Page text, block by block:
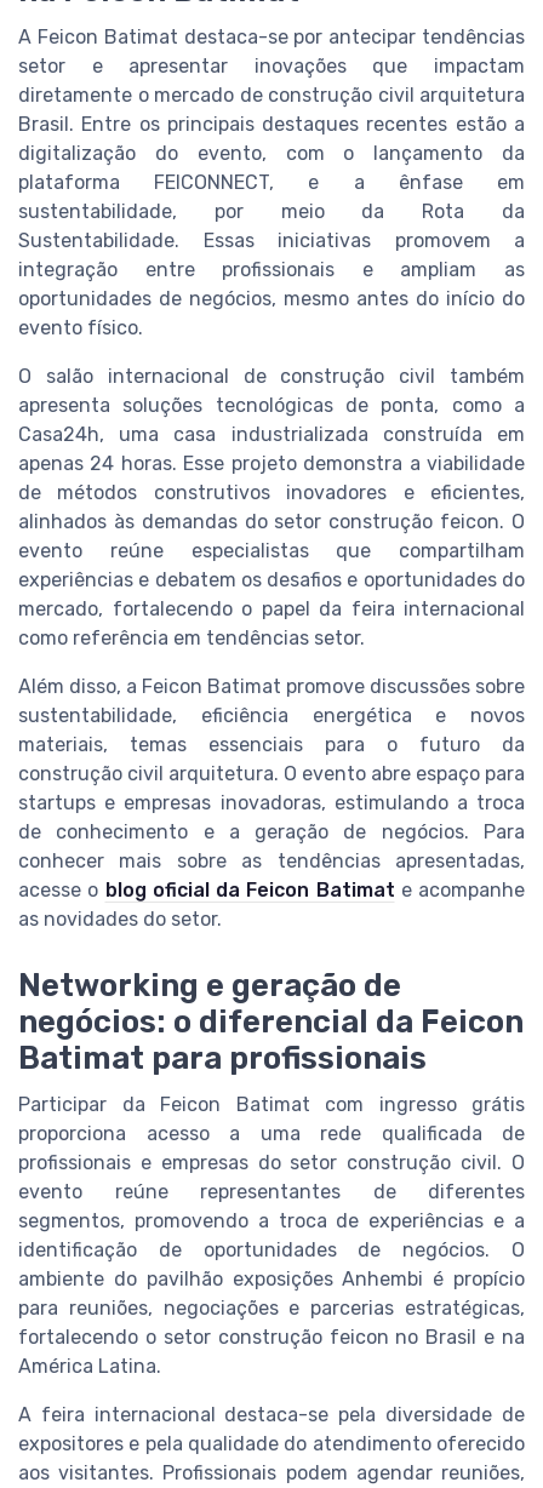
A Feicon Batimat destaca-se por antecipar tendências
setor e apresentar inovações que impactam
diretamente o mercado de construção civil arquitetura
Brasil. Entre os principais destaques recentes estão a
digitalização do evento, com o lançamento da
plataforma FEICONNECT, e a ênfase em
sustentabilidade, por meio da Rota da
Sustentabilidade. Essas iniciativas promovem a
integração entre profissionais e ampliam as
oportunidades de negócios, mesmo antes do início do
evento físico.
O salão internacional de construção civil também
apresenta soluções tecnológicas de ponta, como a
Casa24h, uma casa industrializada construída em
apenas 24 horas. Esse projeto demonstra a viabilidade
de métodos construtivos inovadores e eficientes,
alinhados às demandas do setor construção feicon. O
evento reúne especialistas que compartilham
experiências e debatem os desafios e oportunidades do
mercado, fortalecendo o papel da feira internacional
como referência em tendências setor.
Além disso, a Feicon Batimat promove discussões sobre
sustentabilidade, eficiência energética e novos
materiais, temas essenciais para o futuro da
construção civil arquitetura. O evento abre espaço para
startups e empresas inovadoras, estimulando a troca
de conhecimento e a geração de negócios. Para
conhecer mais sobre as tendências apresentadas,
acesse o blog oficial da Feicon Batimat e acompanhe
as novidades do setor.
Networking e geração de
negócios: o diferencial da Feicon
Batimat para profissionais
Participar da Feicon Batimat com ingresso grátis
proporciona acesso a uma rede qualificada de
profissionais e empresas do setor construção civil. O
evento reúne representantes de diferentes
segmentos, promovendo a troca de experiências e a
identificação de oportunidades de negócios. O
ambiente do pavilhão exposições Anhembi é propício
para reuniões, negociações e parcerias estratégicas,
fortalecendo o setor construção feicon no Brasil e na
América Latina.
A feira internacional destaca-se pela diversidade de
expositores e pela qualidade do atendimento oferecido
aos visitantes. Profissionais podem agendar reuniões,